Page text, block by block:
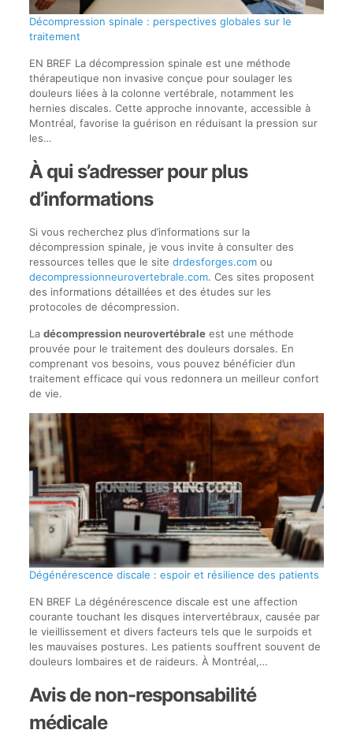
Décompression spinale : perspectives globales sur le
traitement
EN BREF La décompression spinale est une méthode
thérapeutique non invasive conçue pour soulager les
douleurs liées à la colonne vertébrale, notamment les
hernies discales. Cette approche innovante, accessible à
Montréal, favorise la guérison en réduisant la pression sur
les…
À qui s’adresser pour plus
d’informations
Si vous recherchez plus d’informations sur la
décompression spinale, je vous invite à consulter des
ressources telles que le site drdesforges.comou
decompressionneurovertebrale.com. Ces sites proposent
des informations détaillées et des études sur les
protocoles de décompression.
La décompression neurovertébraleest une méthode
prouvée pour le traitement des douleurs dorsales. En
comprenant vos besoins, vous pouvez bénéficier d’un
traitement efficace qui vous redonnera un meilleur confort
de vie.
Dégénérescence discale : espoir et résilience des patients
EN BREF La dégénérescence discale est une affection
courante touchant les disques intervertébraux, causée par
le vieillissement et divers facteurs tels que le surpoids et
les mauvaises postures. Les patients souffrent souvent de
douleurs lombaires et de raideurs. À Montréal,…
Avis de non-responsabilité
médicale